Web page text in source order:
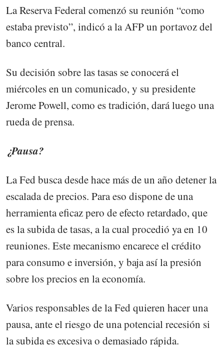
La Reserva Federal comenzó su reunión “como
estaba previsto”, indicó a la AFP un portavoz del
banco central.
Su decisión sobre las tasas se conocerá el
miércoles en un comunicado, y su presidente
Jerome Powell, como es tradición, dará luego una
rueda de prensa.
¿Pausa?
La Fed busca desde hace más de un año detener la
escalada de precios. Para eso dispone de una
herramienta eficaz pero de efecto retardado, que
es la subida de tasas, a la cual procedió ya en 10
reuniones. Este mecanismo encarece el crédito
para consumo e inversión, y baja así la presión
sobre los precios en la economía.
Varios responsables de la Fed quieren hacer una
pausa, ante el riesgo de una potencial recesión si
la subida es excesiva o demasiado rápida.